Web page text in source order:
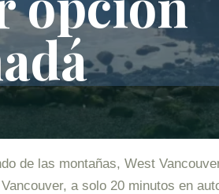
de las montañas, West
a solo 20 minutos en